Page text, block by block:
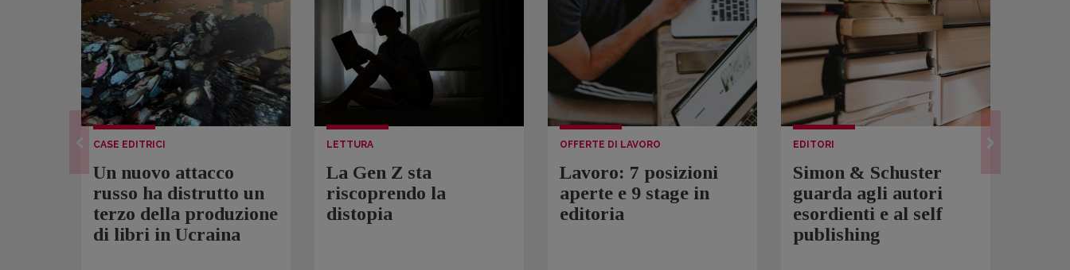
CASE EDITRICI
Un nuovo attacco
russo ha distrutto un
terzo della produzione
di libri in Ucraina
LETTURA
La Gen Z sta
riscoprendo la
distopia
OFFERTE DI LAVORO
Lavoro: 7 posizioni
aperte e 9 stage in
editoria
EDITORI
Simon & Schuster
guarda agli autori
esordienti e al self
publishing